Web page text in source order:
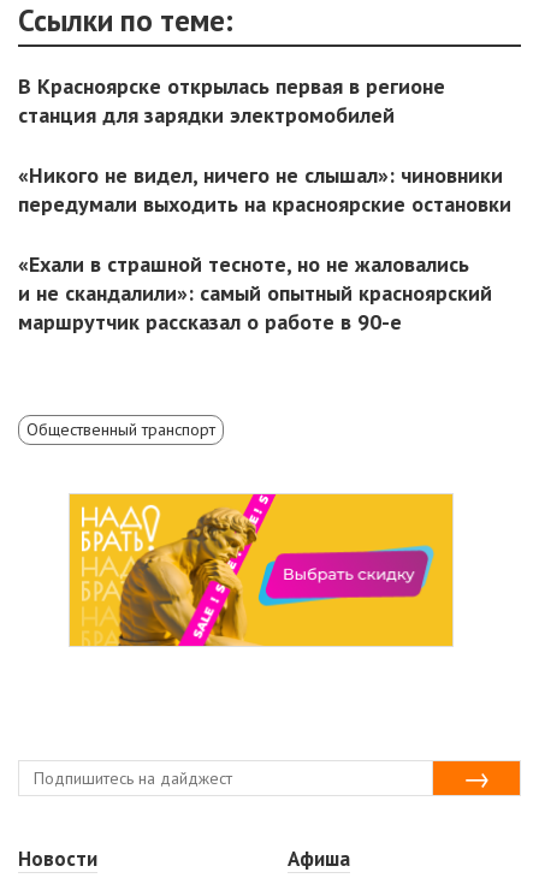
Ссылки по теме:
В Красноярске открылась первая в регионе
станция для зарядки электромобилей
«Никого не видел, ничего не слышал»: чиновники
передумали выходить на красноярские остановки
«Ехали в страшной тесноте, но не жаловались
и не скандалили»: самый опытный красноярский
маршрутчик рассказал о работе в 90-е
Общественный транспорт
Новости
Афиша